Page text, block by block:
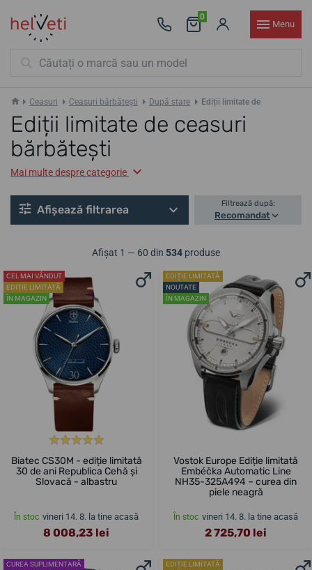
0
Menu
Ceasuri Ceasuri bărbătești După stare Ediții limitate de
Ediții limitate de ceasuri
bărbătești
Mai multe despre categorie
Afișează filtrarea Filtrează după:
Recomandat
Afișat 1 — 60 din 534 produse
CEL MAI VÂNDUT
EDIȚIE LIMITATĂ
ÎN MAGAZIN
Biatec CS30M - ediție limitată
30 de ani Republica Cehă și
Slovacă - albastru
În stoc vineri 14. 8. la tine acasă
8 008,23 lei
EDIȚIE LIMITATĂ
NOUTATE
ÎN MAGAZIN
Vostok Europe Ediție limitată
Embéčka Automatic Line
NH35-325A494 – curea din
piele neagră
În stoc vineri 14. 8. la tine acasă
2 725,70 lei
CUREA SUPLIMENTARĂ
EDIȚIE LIMITATĂ